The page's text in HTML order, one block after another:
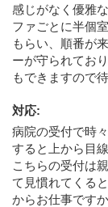
感じがなく優雅
ファごとに半個
もらい、順番が
ーが守られてお
もできますので
対応:
病院の受付で時
すると上から目
こちらの受付は
て見慣れてくる
からお仕事です